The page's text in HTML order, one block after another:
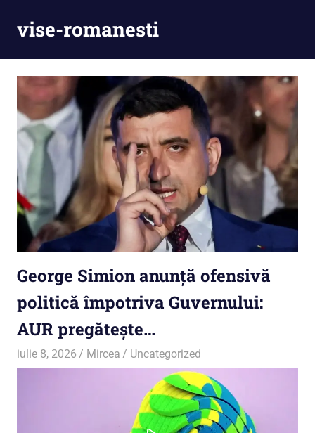
vise-romanesti
George Simion anunță ofensivă
politică împotriva Guvernului:
AUR pregătește…
iulie 8, 2026 Mircea Uncategorized